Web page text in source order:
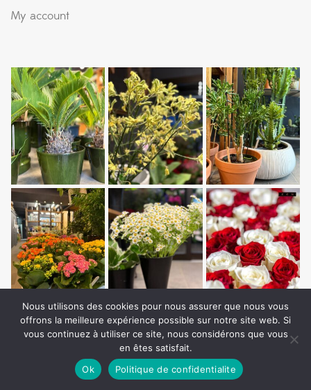
My account
Copyright © Auxilium Media. All Rights Reserved
Nous utilisons des cookies pour nous assurer que nous vous
offrons la meilleure expérience possible sur notre site web. Si
vous continuez à utiliser ce site, nous considérons que vous
en êtes satisfait.
Ok
Politique de confidentialite